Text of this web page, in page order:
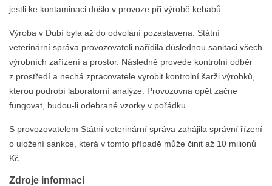
jestli ke kontaminaci došlo v provoze při výrobě kebabů.
Výroba v Dubí byla až do odvolání pozastavena. Státní
veterinární správa provozovateli nařídila důslednou sanitaci všech
výrobních zařízení a prostor. Následně provede kontrolní odběr
z prostředí a nechá zpracovatele vyrobit kontrolní šarži výrobků,
kterou podrobí laboratorní analýze. Provozovna opět začne
fungovat, budou-li odebrané vzorky v pořádku.
S provozovatelem Státní veterinární správa zahájila správní řízení
o uložení sankce, která v tomto případě může činit až 10 milionů
Kč.
Zdroje informací